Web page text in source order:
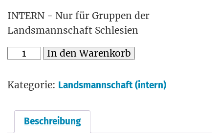
INTERN - Nur für Gruppen der
Landsmannschaft Schlesien
In den Warenkorb
Kategorie: Landsmannschaft (intern)
Beschreibung